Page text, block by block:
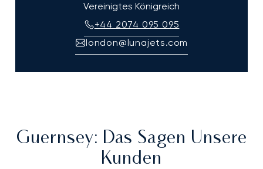
Vereinigtes Königreich
+44 2074 095 095
london@lunajets.com
Guernsey: Das Sagen Unsere
Kunden